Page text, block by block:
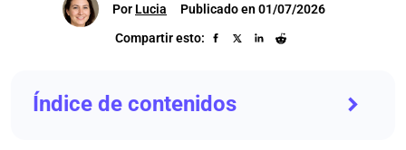
Por Lucia
Publicado en 01/07/2026
Compartir esto:
Índice de contenidos